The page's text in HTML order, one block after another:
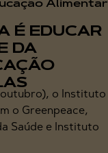
É EDUCAR
DA
outubro), o Instituto
o Greenpeace,
Saúde e Instituto